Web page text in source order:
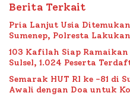
Berita Terkait
Pria Lanjut Usia
Sumenep, Polresta
103 Kafilah Siap Ramaikan
Sulsel, 1.024 Peserta
Semarak HUT RI ke -81 di
Awali dengan Doa untuk